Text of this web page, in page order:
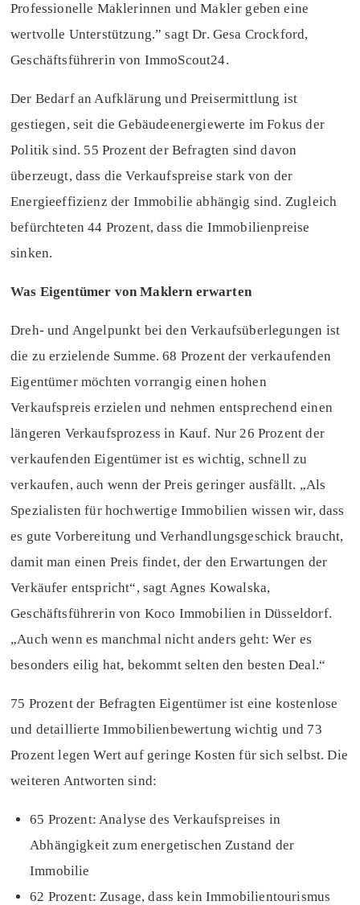
Professionelle Maklerinnen und Makler geben eine
wertvolle Unterstützung.” sagt Dr. Gesa Crockford,
Geschäftsführerin von ImmoScout24.
Der Bedarf an Aufklärung und Preisermittlung ist
gestiegen, seit die Gebäudeenergiewerte im Fokus der
Politik sind. 55 Prozent der Befragten sind davon
überzeugt, dass die Verkaufspreise stark von der
Energieeffizienz der Immobilie abhängig sind. Zugleich
befürchteten 44 Prozent, dass die Immobilienpreise
sinken.
Was Eigentümer von Maklern erwarten
Dreh- und Angelpunkt bei den Verkaufsüberlegungen ist
die zu erzielende Summe. 68 Prozent der verkaufenden
Eigentümer möchten vorrangig einen hohen
Verkaufspreis erzielen und nehmen entsprechend einen
längeren Verkaufsprozess in Kauf. Nur 26 Prozent der
verkaufenden Eigentümer ist es wichtig, schnell zu
verkaufen, auch wenn der Preis geringer ausfällt. „Als
Spezialisten für hochwertige Immobilien wissen wir, dass
es gute Vorbereitung und Verhandlungsgeschick braucht,
damit man einen Preis findet, der den Erwartungen der
Verkäufer entspricht“, sagt Agnes Kowalska,
Geschäftsführerin von Koco Immobilien in Düsseldorf.
„Auch wenn es manchmal nicht anders geht: Wer es
besonders eilig hat, bekommt selten den besten Deal.“
75 Prozent der Befragten Eigentümer ist eine kostenlose
und detaillierte Immobilienbewertung wichtig und 73
Prozent legen Wert auf geringe Kosten für sich selbst. Die
weiteren Antworten sind:
65 Prozent: Analyse des Verkaufspreises in
Abhängigkeit zum energetischen Zustand der
Immobilie
62 Prozent: Zusage, dass kein Immobilientourismus